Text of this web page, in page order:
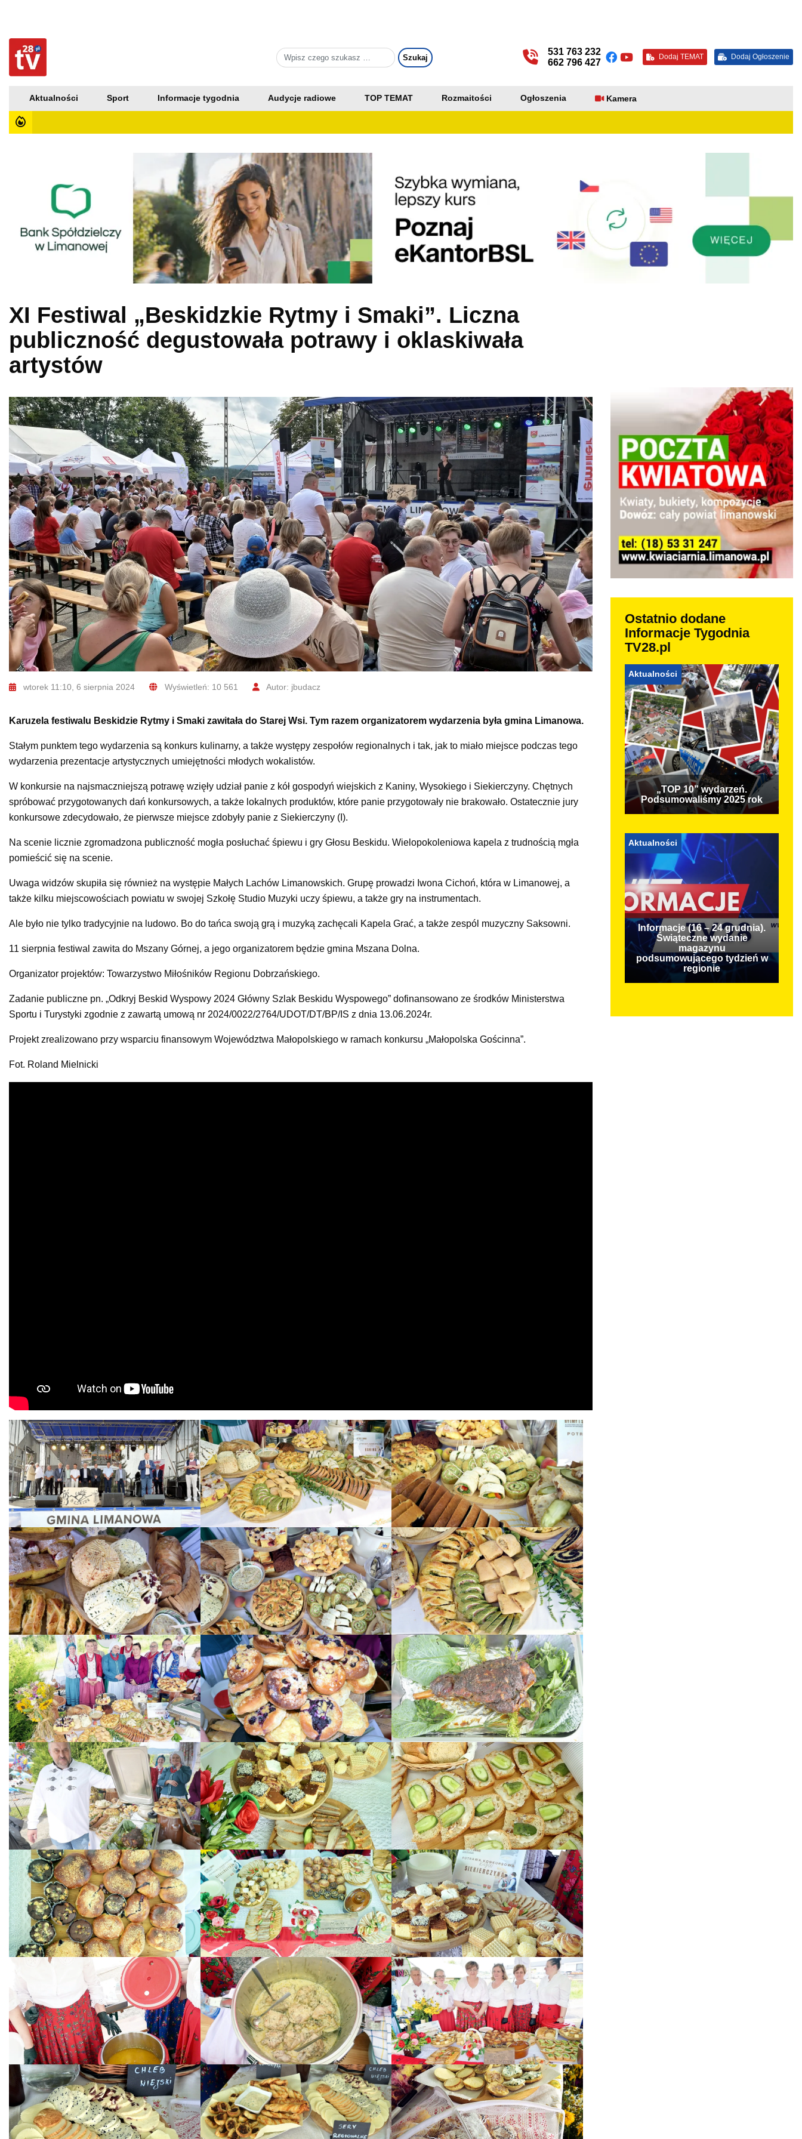
531 763 232
662 796 427
Dodaj TEMAT Dodaj Ogłoszenie
Aktualności Sport Informacje tygodnia Audycje radiowe TOP TEMAT Rozmaitości Ogłoszenia Kamera
XI Festiwal „Beskidzkie Rytmy i Smaki”. Liczna
publiczność degustowała potrawy i oklaskiwała
artystów
wtorek 11:10, 6 sierpnia 2024 Wyświetleń: 10 561 Autor: jbudacz
Karuzela festiwalu Beskidzie Rytmy i Smaki zawitała do Starej Wsi. Tym razem organizatorem wydarzenia była gmina Limanowa.
Stałym punktem tego wydarzenia są konkurs kulinarny, a także występy zespołów regionalnych i tak, jak to miało miejsce podczas tego
wydarzenia prezentacje artystycznych umiejętności młodych wokalistów.
W konkursie na najsmaczniejszą potrawę wzięły udział panie z kół gospodyń wiejskich z Kaniny, Wysokiego i Siekierczyny. Chętnych
spróbować przygotowanych dań konkursowych, a także lokalnych produktów, które panie przygotowały nie brakowało. Ostatecznie jury
konkursowe zdecydowało, że pierwsze miejsce zdobyły panie z Siekierczyny (I).
Na scenie licznie zgromadzona publiczność mogła posłuchać śpiewu i gry Głosu Beskidu. Wielopokoleniowa kapela z trudnością mgła
pomieścić się na scenie.
Uwaga widzów skupiła się również na występie Małych Lachów Limanowskich. Grupę prowadzi Iwona Cichoń, która w Limanowej, a
także kilku miejscowościach powiatu w swojej Szkołę Studio Muzyki uczy śpiewu, a także gry na instrumentach.
Ale było nie tylko tradycyjnie na ludowo. Bo do tańca swoją grą i muzyką zachęcali Kapela Grać, a także zespól muzyczny Saksowni.
11 sierpnia festiwal zawita do Mszany Górnej, a jego organizatorem będzie gmina Mszana Dolna.
Organizator projektów: Towarzystwo Miłośników Regionu Dobrzańskiego.
Zadanie publiczne pn. „Odkryj Beskid Wyspowy 2024 Główny Szlak Beskidu Wyspowego” dofinansowano ze środków Ministerstwa
Sportu i Turystyki zgodnie z zawartą umową nr 2024/0022/2764/UDOT/DT/BP/IS z dnia 13.06.2024r.
Projekt zrealizowano przy wsparciu finansowym Województwa Małopolskiego w ramach konkursu „Małopolska Gościnna”.
Fot. Roland Mielnicki
Ostatnio dodane
Informacje Tygodnia
TV28.pl
Aktualności
„TOP 10” wydarzeń.
Podsumowaliśmy 2025 rok
Aktualności
Informacje (16 – 24 grudnia).
Świąteczne wydanie
magazynu
podsumowującego tydzień w
regionie